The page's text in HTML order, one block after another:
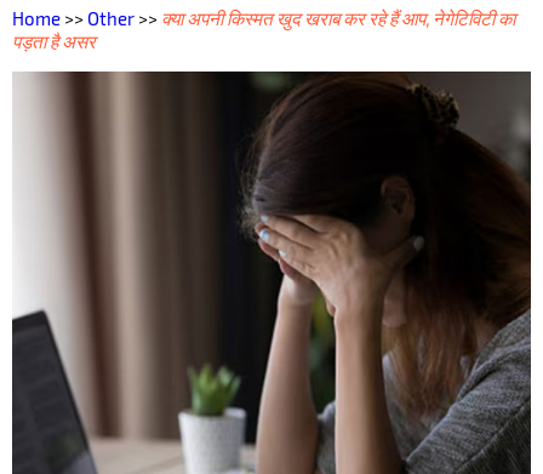
Home >> Other >> क्या अपनी किस्मत खुद खराब कर रहे हैं आप, नेगेटिविटी का
पड़ता है असर